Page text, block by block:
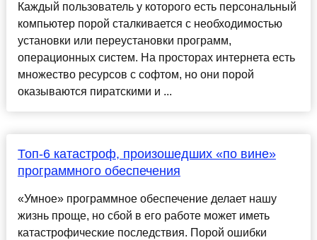
Каждый пользователь у которого есть персональный
компьютер порой сталкивается с необходимостью
установки или переустановки программ,
операционных систем. На просторах интернета есть
множество ресурсов с софтом, но они порой
оказываются пиратскими и ...
Топ-6 катастроф, произошедших «по вине»
программного обеспечения
«Умное» программное обеспечение делает нашу
жизнь проще, но сбой в его работе может иметь
катастрофические последствия. Порой ошибки